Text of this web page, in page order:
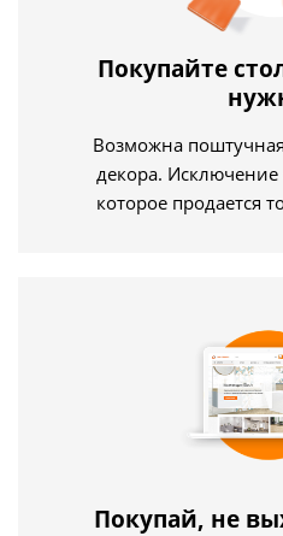
Покупайте
Возможна
декора. Исключение
которое продается
Покупай, не